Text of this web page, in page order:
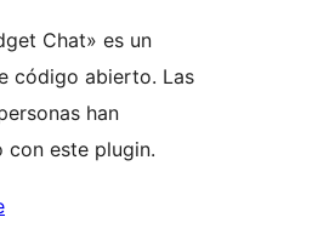
Chat» es un
código abierto. Las
han
con este plugin.